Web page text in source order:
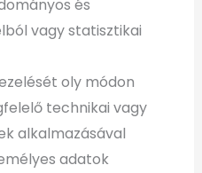
és
vagy statisztikai
oly módon
technikai vagy
alkalmazásával
adatok